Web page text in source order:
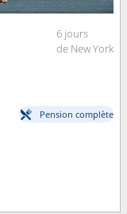
6 jours
de New York
Pension complète